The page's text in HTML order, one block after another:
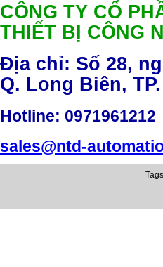
CÔNG TY CỔ
THIẾT BỊ CÔNG
Địa chỉ: Số 28,
Q. Long Biên,
Hotline: 0971961212
sales@ntd-